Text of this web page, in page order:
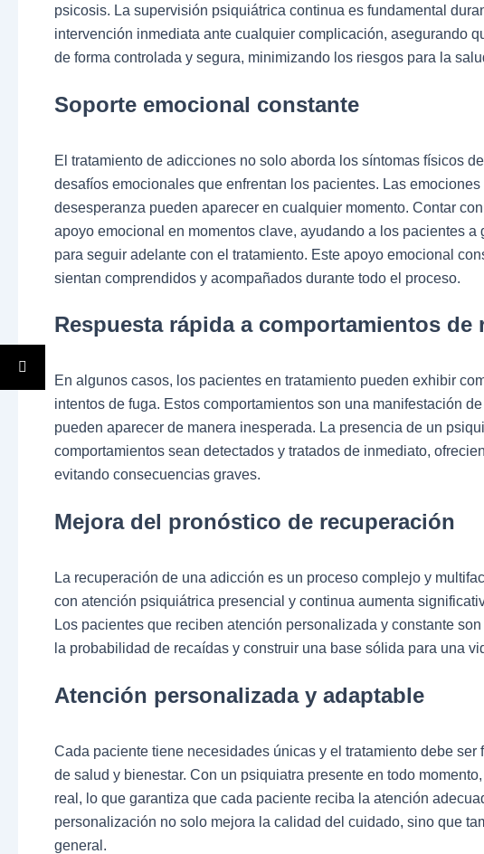
psicosis. La supervisión psiquiátrica continua es fundamental
intervención inmediata ante cualquier complicación, asegurando
de forma controlada y segura, minimizando los riesgos para la
Soporte emocional constante
El tratamiento de adicciones no solo aborda los síntomas físicos
desafíos emocionales que enfrentan los pacientes. Las
desesperanza pueden aparecer en cualquier momento. Contar
apoyo emocional en momentos clave, ayudando a los pacientes
para seguir adelante con el tratamiento. Este apoyo emocional
sientan comprendidos y acompañados durante todo el proceso.
Respuesta rápida a comportamientos de
En algunos casos, los pacientes en tratamiento pueden exhibir
intentos de fuga. Estos comportamientos son una manifestación
pueden aparecer de manera inesperada. La presencia de un
comportamientos sean detectados y tratados de inmediato,
evitando consecuencias graves.
Mejora del pronóstico de recuperación
La recuperación de una adicción es un proceso complejo y
con atención psiquiátrica presencial y continua aumenta
Los pacientes que reciben atención personalizada y constante
la probabilidad de recaídas y construir una base sólida para una
Atención personalizada y adaptable
Cada paciente tiene necesidades únicas y el tratamiento debe
de salud y bienestar. Con un psiquiatra presente en todo
real, lo que garantiza que cada paciente reciba la atención
personalización no solo mejora la calidad del cuidado, sino que
general.